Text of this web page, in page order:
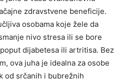
zdravstvene beneficije.
osobama koje žele da
nivo stresa ili se bore
dijabetesa ili artritisa. Bez
ova juha je idealna za osobe
od srčanih i bubrežnih